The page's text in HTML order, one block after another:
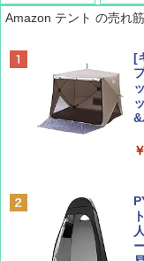
Amazon テント の売れ
[
&